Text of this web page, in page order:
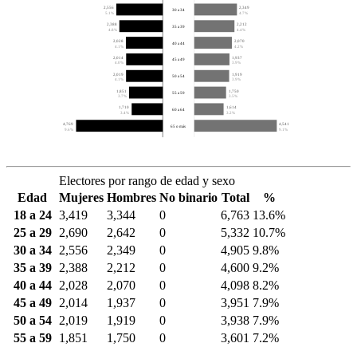
2,556
5.1%
2,349
4.7%
30 a 34
2,388
4.8%
2,212
4.4%
35 a 39
2,028
4.1%
2,070
4.2%
40 a 44
2,014
4.0%
1,937
3.9%
45 a 49
2,019
4.1%
1,919
3.9%
50 a 54
1,851
3.7%
1,750
3.5%
55 a 59
1,710
3.4%
1,614
3.2%
60 a 64
4,769
9.6%
4,541
9.1%
65 o más
Electores por rango de edad y sexo
Edad
Mujeres Hombres No binario Total
%
18 a 24 3,419 3,344 0 6,763 13.6%
25 a 29
2,690 2,642 0 5,332 10.7%
30 a 34
2,556 2,349 0 4,905 9.8%
35 a 39
2,388 2,212 0 4,600 9.2%
40 a 44
2,028 2,070 0 4,098 8.2%
45 a 49
2,014 1,937 0 3,951 7.9%
50 a 54
2,019 1,919 0 3,938 7.9%
55 a 59
1,851 1,750 0 3,601 7.2%